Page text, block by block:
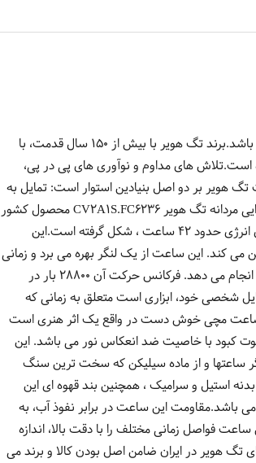
ساعت تگ هویر مدل CV2A1S.FC6236 از خانواده Carrera ساعت های برند سوییسی تگ هویر می باشد.برند تگ هویر با بیش از 150 سال قدمت، با
است.تلاش های مداوم و نوآوری های پی در پی،
هویر بر دو اصل بنیادین استوار است: تمایل به
پیشرفت مداوم در سایه‌ی نوآوری‌های متعدد و توجه به میراث خود از سال 1860. ساعت مچی عقربه ایی مردانه تگ هویر CV2A1S.FC6236 محصول کشور
سوئیس با طرح صفحه عقربه ای و موتور سوئیسی اتوماتیک تگ هویر کالیبر 16 با قدرت ذخیره سازی انرژی حدود 42 ساعت ، شکل گرفته است.این
می کند. این ساعت از یک لنگر بهره می برد و زمانی
که ساعت روی دست شما حرکت می کند، لنگر ساعت به چرخش در می آید و عملیات کوک شدن را انجام می دهد. فرکانس حرکت آن 28800 بار در
شخصی خود، ابزاری است متعلق به زمانی که
ساعت مچی خوش دست در واقع یک اثر هنری است
کبود با خاصیت ضد انعکاس نور می باشد. این
ساعتها و از ماده سیلیکن که سخت ترین سنگ
ساعت گرد به رنگ قهوه ای، به قطر 43 میلیمتر و جنس بدنه استیل و سرامیک ، همچنین بند قهوه ای این
باشد.مقاومت این ساعت در برابر نفوذ آب، به
فواصل زمانی مختلف را با دقت بالا، اندازه
های تگ هویر در ایران ضامن اصل بودن کالا و برند می